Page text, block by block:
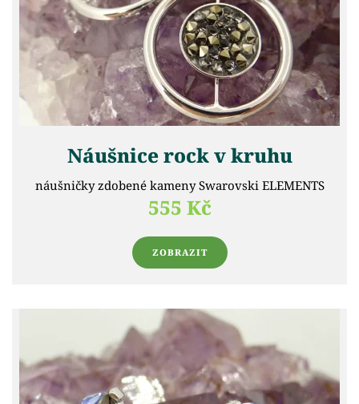
Náušnice rock v kruhu
náušničky zdobené kameny Swarovski ELEMENTS
555 Kč
ZOBRAZIT